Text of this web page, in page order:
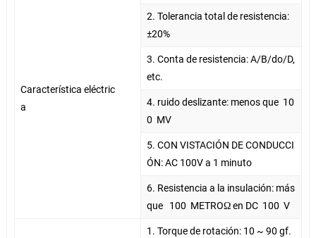
Característica eléctric
a
2. Tolerancia total de resistencia:
±20%
3. Conta de resistencia: A/B/do/D,
etc.
4. ruido deslizante: menos que 10
0 MV
5. CON VISTACIÓN DE CONDUCCI
ÓN: AC 100V a 1 minuto
6. Resistencia a la insulación: más
que
100 METROΩ en DC 100 V
1. Torque de rotación: 10 ~ 90 gf.